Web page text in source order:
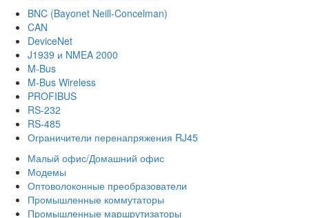
BNC (Bayonet Neill-Concelman)
CAN
DeviceNet
J1939 и NMEA 2000
M-Bus
M-Bus Wireless
PROFIBUS
RS-232
RS-485
Ограничители перенапряжения RJ45
Малый офис/Домашний офис
Модемы
Оптоволоконные преобразователи
Промышленные коммутаторы
Промышленные маршрутизаторы